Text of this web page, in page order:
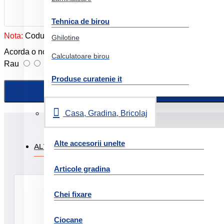
Tehnica de birou
Ghilotine
Calculatoare birou
Produse curatenie it
Casa, Gradina, Bricolaj
Alte accesorii unelte
Articole gradina
Chei fixare
Ciocane
Nota: Codul HTML este citit ca şi text!
Acorda o nota produslui:
Rau
ALTI CLIENTI AU FOST INTERESATI SI DE: